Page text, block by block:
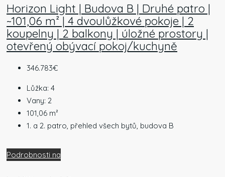
Horizon Light | Budova B | Druhé patro |
~101,06 m² | 4 dvoulůžkové pokoje | 2
koupelny | 2 balkony | úložné prostory |
otevřený obývací pokoj/kuchyně
346.783€
Lůžka: 4
Vany: 2
101,06 m²
1. a 2. patro, přehled všech bytů, budova B
Podrobnosti na